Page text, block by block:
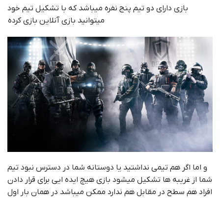
بازی دارای دو تیم پنج نفره میباشد که با تشکیل تیم خود
میتوانید بازی آنلاین بازی کرده
و اما اگر هم تیمی نداشتید یا دوستانه شما در دسترس نبود تیم
شما از غریبه ها تشکیل میشود بازی هیچ ایده ایی برای قرار دادن
افراد هم سطح در مقابل هم ندارد ممکن میباشد در همان بار اول